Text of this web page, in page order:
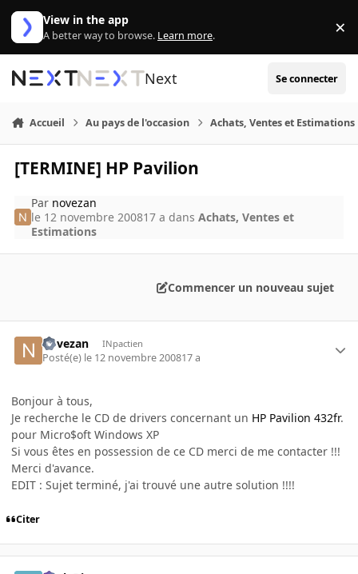
Aller au contenu
View in the app
A better way to browse. Learn more. ×
Next Se connecter
Accueil Au pays de l'occasion Achats, Ventes et Estimations
[TERMINE] HP Pavilion
Par novezan
le 12 novembre 200817 a dansAchats, Ventes et
Estimations
Commencer un nouveau sujet
novezan INpactien
Posté(e) le 12 novembre 200817 a
Bonjour à tous,
Je recherche le CD de drivers concernant un HP Pavilion 432fr.
pour Micro$oft Windows XP
Si vous êtes en possession de ce CD merci de me contacter !!!
Merci d'avance.
EDIT : Sujet terminé, j'ai trouvé une autre solution !!!!
Citer